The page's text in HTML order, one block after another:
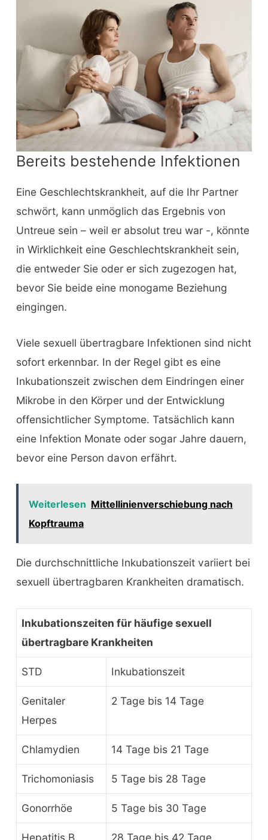
Bereits bestehende Infektionen
Eine Geschlechtskrankheit, auf die Ihr Partner
schwört, kann unmöglich das Ergebnis von
Untreue sein – weil er absolut treu war -, könnte
in Wirklichkeit eine Geschlechtskrankheit sein,
die entweder Sie oder er sich zugezogen hat,
bevor Sie beide eine monogame Beziehung
eingingen.
Viele sexuell übertragbare Infektionen sind nicht
sofort erkennbar. In der Regel gibt es eine
Inkubationszeit zwischen dem Eindringen einer
Mikrobe in den Körper und der Entwicklung
offensichtlicher Symptome. Tatsächlich kann
eine Infektion Monate oder sogar Jahre dauern,
bevor eine Person davon erfährt.
Weiterlesen Mittellinienverschiebung nach
Kopftrauma
Die durchschnittliche Inkubationszeit variiert bei
sexuell übertragbaren Krankheiten dramatisch.
Inkubationszeiten für häufige sexuell
übertragbare Krankheiten
STD Inkubationszeit
Genitaler
Herpes
2 Tage bis 14 Tage
Chlamydien 14 Tage bis 21 Tage
Trichomoniasis 5 Tage bis 28 Tage
Gonorrhöe 5 Tage bis 30 Tage
Hepatitis B 28 Tage bis 42 Tage